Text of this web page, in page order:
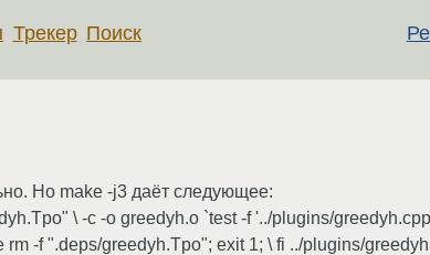
Трекер Поиск
Но make -j3 даёт следующее:
\ -c -o greedyh.o `test -f '../plugins/
-f ".deps/greedyh.Tpo"; exit 1; \ fi ../plugins/